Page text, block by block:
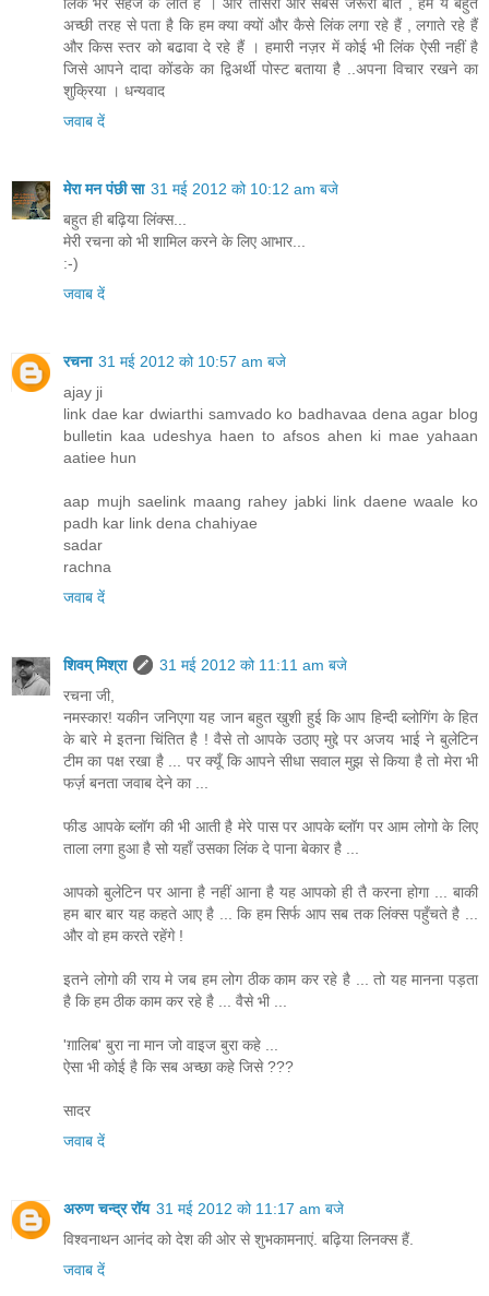
अच्छी तरह से पता है कि हम क्या क्यों और कैसे लिंक लगा रहे हैं , लगाते रहे हैं
और किस स्तर को बढावा दे रहे हैं । हमारी नज़र में कोई भी लिंक ऐसी नहीं है
जिसे आपने दादा कोंडके का द्विअर्थी पोस्ट बताया है ..अपना विचार रखने का
शुक्रिया । धन्यवाद
जवाब दें
मेरा मन पंछी सा 31 मई 2012 को 10:12 am बजे
बहुत ही बढ़िया लिंक्स...
मेरी रचना को भी शामिल करने के लिए आभार...
:-)
जवाब दें
रचना 31 मई 2012 को 10:57 am बजे
ajay ji
link dae kar dwiarthi samvado ko badhavaa dena agar blog
bulletin kaa udeshya haen to afsos ahen ki mae yahaan
aatiee hun
aap mujh saelink maang rahey jabki link daene waale ko
padh kar link dena chahiyae
sadar
rachna
जवाब दें
शिवम् मिश्रा
31 मई 2012 को 11:11 am बजे
रचना जी,
नमस्कार! यकीन जनिएगा यह जान बहुत खुशी हुई कि आप हिन्दी ब्लोगिंग के हित
के बारे मे इतना चिंतित है ! वैसे तो आपके उठाए मुद्दे पर अजय भाई ने बुलेटिन
टीम का पक्ष रखा है ... पर क्यूँ कि आपने सीधा सवाल मुझ से किया है तो मेरा भी
फर्ज़ बनता जवाब देने का ...
फीड आपके ब्लॉग की भी आती है मेरे पास पर आपके ब्लॉग पर आम लोगो के लिए
ताला लगा हुआ है सो यहाँ उसका लिंक दे पाना बेकार है ...
आपको बुलेटिन पर आना है नहीं आना है यह आपको ही तै करना होगा ... बाकी
हम बार बार यह कहते आए है ... कि हम सिर्फ आप सब तक लिंक्स पहुँचते है ...
और वो हम करते रहेंगे !
इतने लोगो की राय मे जब हम लोग ठीक काम कर रहे है ... तो यह मानना पड़ता
है कि हम ठीक काम कर रहे है ... वैसे भी ...
'ग़ालिब' बुरा ना मान जो वाइज बुरा कहे ...
ऐसा भी कोई है कि सब अच्छा कहे जिसे ???
सादर
जवाब दें
अरुण चन्द्र रॉय 31 मई 2012 को 11:17 am बजे
विश्वनाथन आनंद को देश की ओर से शुभकामनाएं. बढ़िया लिनक्स हैं.
जवाब दें